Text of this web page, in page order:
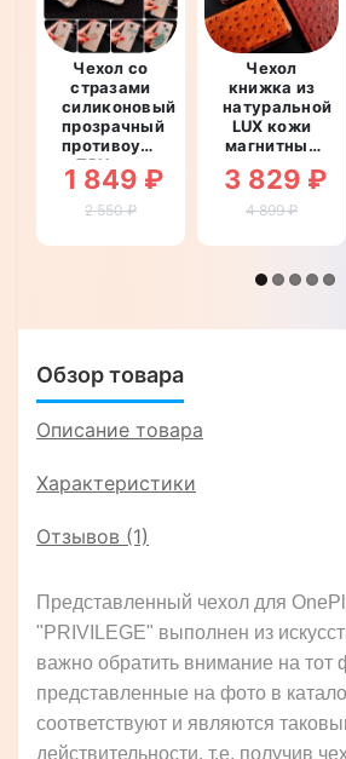
Чехол со
стразами
силиконовый
прозрачный
противоударный
TPU для
OnePlus 7T
Pro
1 849 ₽
2 550 ₽
Чехол
книжка из
натуральной
LUX кожи
магнитный
для
OnePlus 7T
"OSTRICH"
3 829 ₽
4 899 ₽
Обзор товара
Описание товара
Характеристики
Отзывов (1)
Представленный чехол для
"PRIVILEGE" выполнен из
важно обратить внимание на тот
представленные на фото в
соответствуют и являются
действительности, т.е. получив